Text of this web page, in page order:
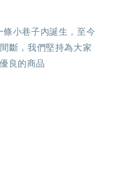
條小巷子內誕生，至今
斷，我們堅持為大家
良的商品